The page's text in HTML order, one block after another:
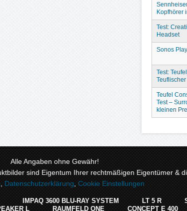
Kopfhörer
Test:
Headset
Sonos
Test:
Teufel
Test –
kleinen
Alle Angaben ohne Gewähr!
sind Eigentum Ihrer rechtmäßigen Eigentümer &
Datenschutzerklärung ,Cookie Einstellungen
IMPAQ 3600 BLU-RAY SYSTEM LT 5 R
L RAUMFELD ONE CONCEPT E 400